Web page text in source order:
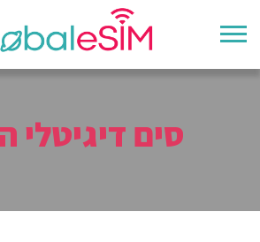
סים דיגיטלי